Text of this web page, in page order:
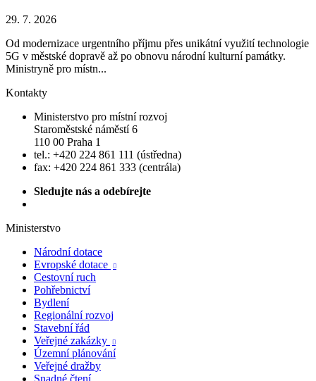
29. 7. 2026
Od modernizace urgentního příjmu přes unikátní využití technologie
5G v městské dopravě až po obnovu národní kulturní památky.
Ministryně pro místn...
Kontakty
Ministerstvo pro místní rozvoj
Staroměstské náměstí 6
110 00 Praha 1
tel.: +420 224 861 111 (ústředna)
fax: +420 224 861 333 (centrála)
Sledujte nás a odebírejte
Ministerstvo
Národní dotace
Evropské dotace

Cestovní ruch
Pohřebnictví
Bydlení
Regionální rozvoj
Stavební řád
Veřejné zakázky

Územní plánování
Veřejné dražby
Snadné čtení